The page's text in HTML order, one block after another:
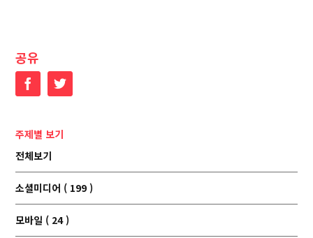
공유
FacebookTwitter
주제별 보기
전체보기
소셜미디어 ( 199 )
모바일 ( 24 )